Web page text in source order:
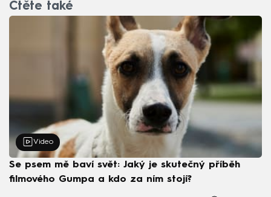
Čtěte také
Video
Se psem mě baví svět: Jaký je skutečný příběh
filmového Gumpa a kdo za ním stojí?